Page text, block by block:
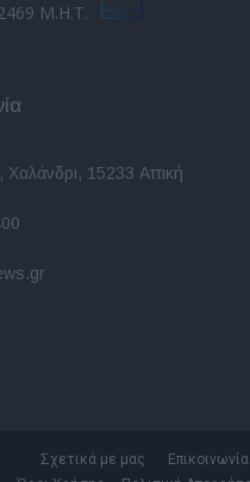
Μ.Η.Τ.
15233 Αττική
Σχετικά με μας
Επικοινωνία